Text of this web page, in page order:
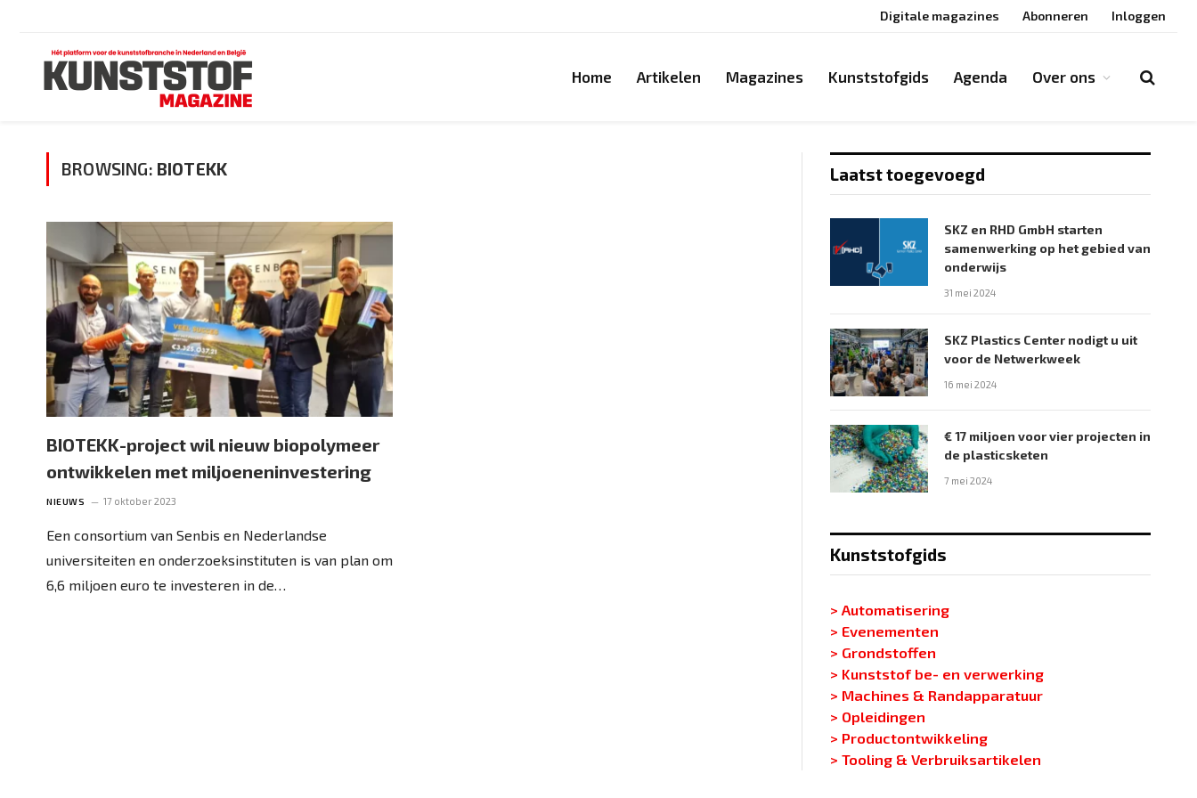
Digitale magazines Abonneren Inloggen
Home Artikelen Magazines Kunststofgids Agenda Over ons
BROWSING: BIOTEKK
BIOTEKK-project wil nieuw biopolymeer
ontwikkelen met miljoeneninvestering
NIEUWS 17 oktober 2023
Een consortium van Senbis en Nederlandse
universiteiten en onderzoeksinstituten is van plan om
6,6 miljoen euro te investeren in de…
Laatst toegevoegd
SKZ en RHD GmbH starten
samenwerking op het gebied van
onderwijs
31 mei 2024
SKZ Plastics Center nodigt u uit
voor de Netwerkweek
16 mei 2024
€ 17 miljoen voor vier projecten in
de plasticsketen
7 mei 2024
Kunststofgids
> Automatisering
> Evenementen
> Grondstoffen
> Kunststof be- en verwerking
> Machines & Randapparatuur
> Opleidingen
> Productontwikkeling
> Tooling & Verbruiksartikelen